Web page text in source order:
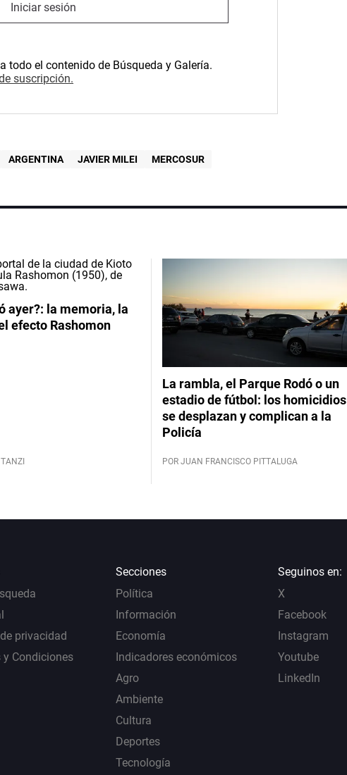
Iniciar sesión
todo el contenido de Búsqueda y Galería.
suscripción.
ARGENTINA JAVIER MILEI MERCOSUR
ayer?: la memoria, la
efecto Rashomon
La rambla, el Parque Rodó o un
estadio de fútbol: los homicidios
se desplazan y complican a la
Policía
POR JUAN FRANCISCO PITTALUGA
privacidad
y Condiciones
Secciones
Política
Información
Economía
Indicadores económicos
Agro
Ambiente
Cultura
Deportes
Tecnología
Seguinos en:
X
Facebook
Instagram
Youtube
LinkedIn